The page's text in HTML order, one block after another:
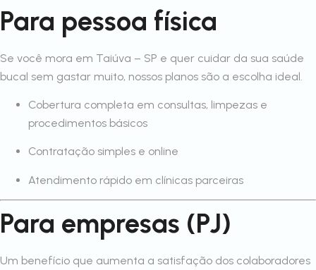
Para pessoa física
Se você mora em Taiúva – SP e quer cuidar da sua saúde
bucal sem gastar muito, nossos planos são a escolha ideal.
Cobertura completa em consultas, limpezas e
procedimentos básicos
Contratação simples e online
Atendimento rápido em clínicas parceiras
Para empresas (PJ)
Um benefício que aumenta a satisfação dos colaboradores